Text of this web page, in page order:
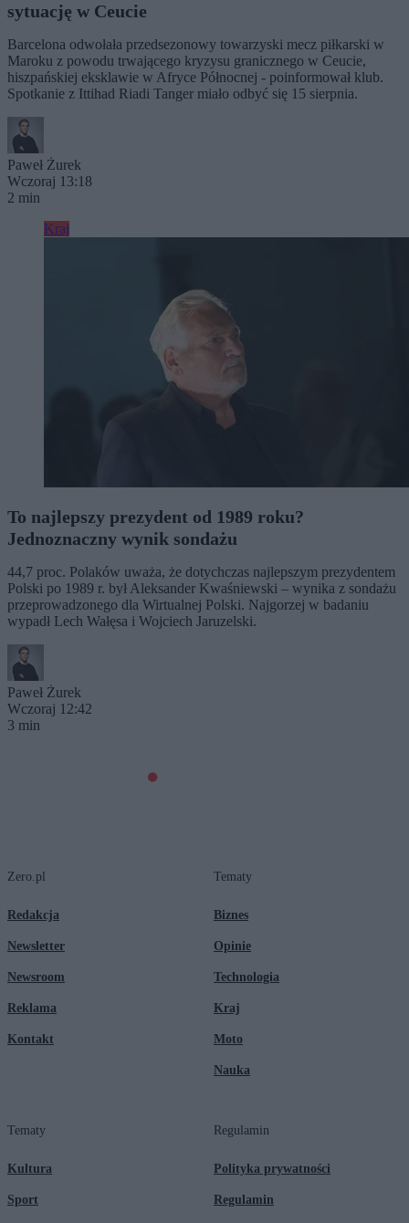
sytuację w Ceucie
Barcelona odwołała przedsezonowy towarzyski mecz piłkarski w
Maroku z powodu trwającego kryzysu granicznego w Ceucie,
hiszpańskiej eksklawie w Afryce Północnej - poinformował klub.
Spotkanie z Ittihad Riadi Tanger miało odbyć się 15 sierpnia.
Paweł Żurek
Wczoraj 13:18
2 min
Kraj
To najlepszy prezydent od 1989 roku?
Jednoznaczny wynik sondażu
44,7 proc. Polaków uważa, że dotychczas najlepszym prezydentem
Polski po 1989 r. był Aleksander Kwaśniewski – wynika z sondażu
przeprowadzonego dla Wirtualnej Polski. Najgorzej w badaniu
wypadł Lech Wałęsa i Wojciech Jaruzelski.
Paweł Żurek
Wczoraj 12:42
3 min
Zero.pl
Redakcja
Newsletter
Newsroom
Reklama
Kontakt
Tematy
Biznes
Opinie
Technologia
Kraj
Moto
Nauka
Tematy
Kultura
Sport
Regulamin
Polityka prywatności
Regulamin